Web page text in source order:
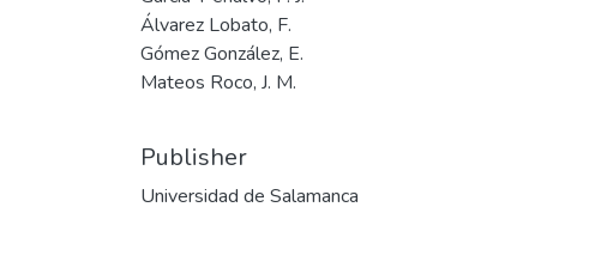
Álvarez Lobato, F.
Gómez González, E.
Mateos Roco, J. M.
Publisher
Universidad de Salamanca